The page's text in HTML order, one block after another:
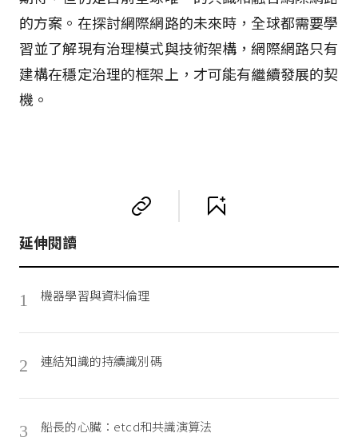
的方案。在探討網際網路的未來時，全球都需要學
習並了解現有治理模式與技術架構，網際網路只有
建構在穩定治理的框架上，才可能有繼續發展的契
機。
延伸閱讀
1 機器學習與資料倫理
2 連結知識的持續識別碼
3 船長的心臟：etcd和共識演算法